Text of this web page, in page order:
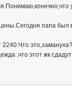
папа
,что этот жк